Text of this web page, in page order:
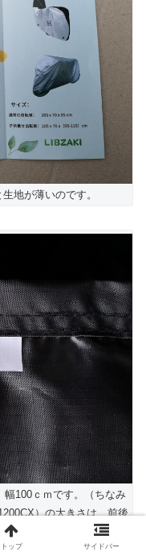
地が薄いのです。
幅100ｃｍです。（ちなみ
）の大きさは、前後
ｍです。）
トップ サイドバー